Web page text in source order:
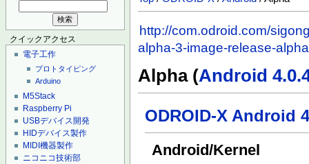
クイックアクセス
電子工作
プロトタイピング
Arduino
M5Stack
Raspberry Pi
USBデバイス開発
HIDデバイス製作
MIDI機器製作
ニコニコ技術部
http://com.odroid.com/
alpha-3-image-release-
Alpha (Android
ODROID-X Android
Android/Kernel